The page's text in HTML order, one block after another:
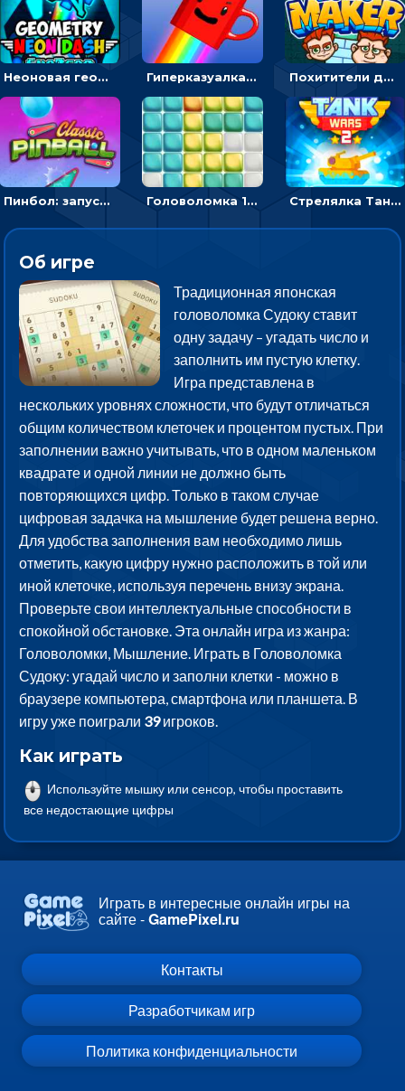
Неоновая геометрия: прыгай через препятствия и собирай шары Гиперказуалка Летающая чашка кофе: двигаться и собирать кубики сахара Похитители денег: управляйте друзьями и соберите все мешки с долларами
Пинбол: запускать шарик, чтобы выбивать очки Головоломка 10х10 Стрелялка Танковые войны: бить по танку врага, чтобы уничтожить зло
Об игре
Традиционная японская
головоломка Судоку ставит
одну задачу – угадать число и
заполнить им пустую клетку.
Игра представлена в
нескольких уровнях сложности, что будут отличаться
общим количеством клеточек и процентом пустых. При
заполнении важно учитывать, что в одном маленьком
квадрате и одной линии не должно быть
повторяющихся цифр. Только в таком случае
цифровая задачка на мышление будет решена верно.
Для удобства заполнения вам необходимо лишь
отметить, какую цифру нужно расположить в той или
иной клеточке, используя перечень внизу экрана.
Проверьте свои интеллектуальные способности в
спокойной обстановке. Эта онлайн игра из жанра:
Головоломки, Мышление. Играть в Головоломка
Судоку: угадай число и заполни клетки - можно в
браузере компьютера, смартфона или планшета. В
игру уже поиграли 39игроков.
Как играть
Используйте мышку или сенсор, чтобы проставить
все недостающие цифры
Играть в интересные онлайн игры на
сайте -GamePixel.ru
Контакты
Разработчикам игр
Политика конфиденциальности